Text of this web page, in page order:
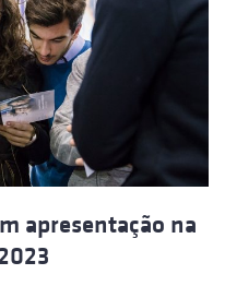
apresentação na